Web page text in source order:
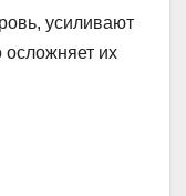
усиливают
осложняет их